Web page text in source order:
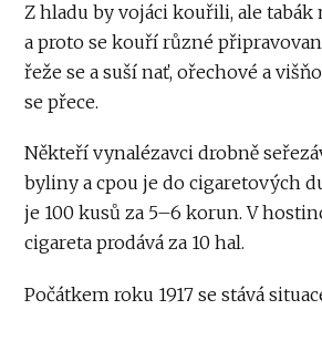
Z hladu by vojáci kouřili, ale tabák
a proto se kouří různé
řeže se a suší nať, ořechové a
se přece.
Někteří vynalézavci drobně
byliny a cpou je do cigaretových
je 100 kusů za 5–6 korun. V
cigareta prodává za 10 hal.
Počátkem roku 1917 se stává